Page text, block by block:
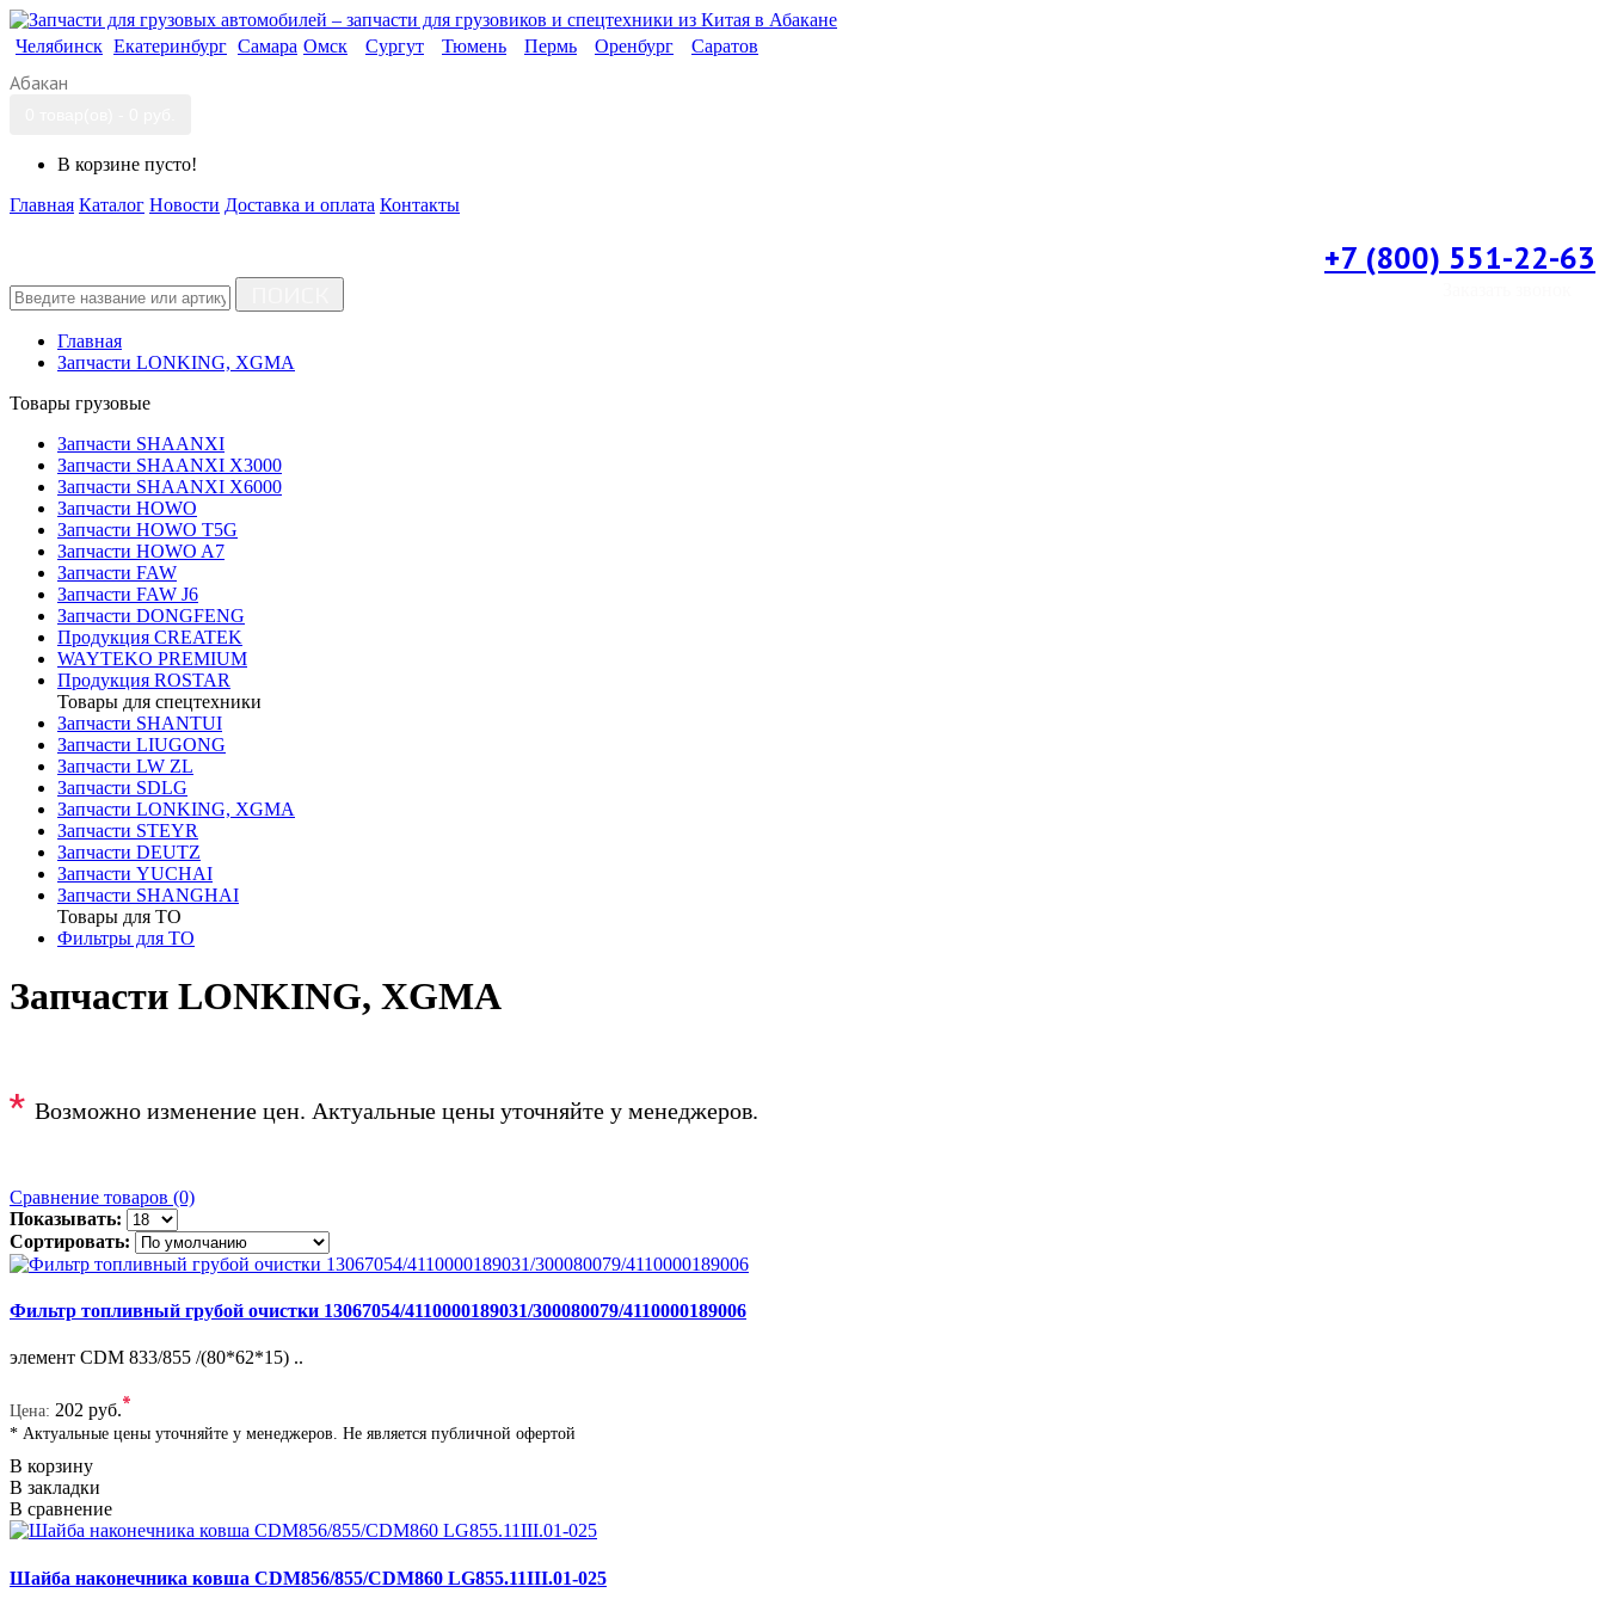
Челябинск Екатеринбург Самара Омск Сургут Тюмень Пермь Оренбург Саратов
Абакан
В корзине пусто!
Главная Каталог Новости Доставка и оплата Контакты
+7 (800) 551-22-63
Главная
Запчасти LONKING, XGMA
Товары грузовые
Запчасти SHAANXI
Запчасти SHAANXI X3000
Запчасти SHAANXI X6000
Запчасти HOWO
Запчасти HOWO T5G
Запчасти HOWO A7
Запчасти FAW
Запчасти FAW J6
Запчасти DONGFENG
Продукция CREATEK
WAYTEKO PREMIUM
Продукция ROSTAR
Товары для спецтехники
Запчасти SHANTUI
Запчасти LIUGONG
Запчасти LW ZL
Запчасти SDLG
Запчасти LONKING, XGMA
Запчасти STEYR
Запчасти DEUTZ
Запчасти YUCHAI
Запчасти SHANGHAI
Товары для ТО
Фильтры для ТО
Запчасти LONKING, XGMA
* Возможно изменение цен. Актуальные цены уточняйте у менеджеров.
Сравнение товаров (0)
Показывать:
Сортировать:
Фильтр топливный грубой очистки 13067054/4110000189031/300080079/4110000189006
элемент CDM 833/855 /(80*62*15) ..
Цена: 202 руб.*
* Актуальные цены уточняйте у менеджеров. Не является публичной офертой
В корзину
В закладки
В сравнение
Шайба наконечника ковша CDM856/855/CDM860 LG855.11III.01-025